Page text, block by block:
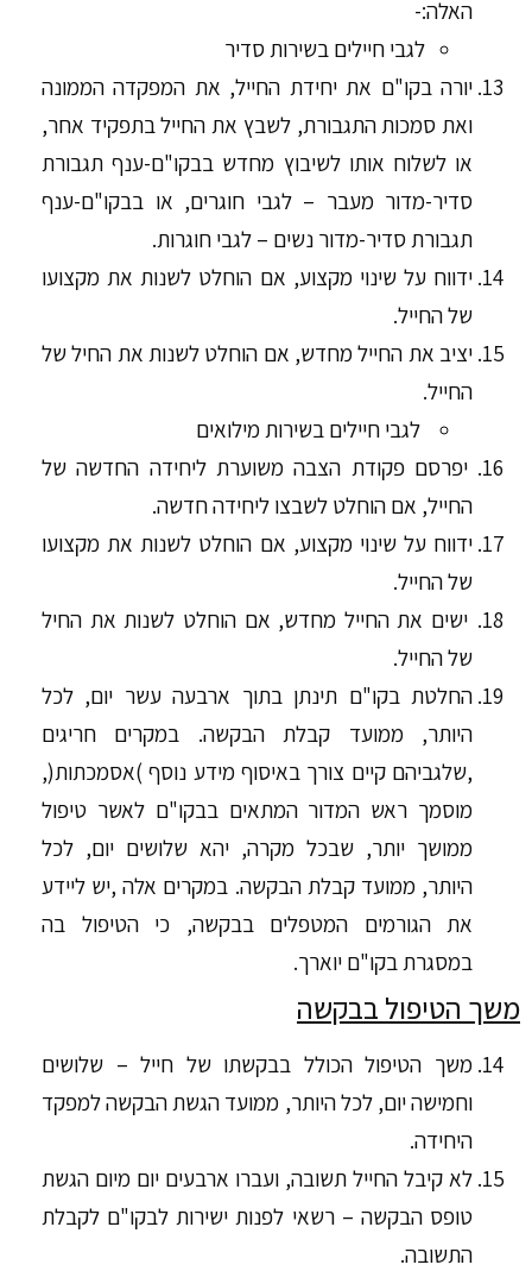
האלה:-
לגבי חיילים בשירות סדיר
יורה בקו"ם את יחידת החייל, את המפקדה הממונה
ואת סמכות התגבורת, לשבץ את החייל בתפקיד אחר,
או לשלוח אותו לשיבוץ מחדש בבקו"ם-ענף תגבורת
סדיר-מדור מעבר – לגבי חוגרים, או בבקו"ם-ענף
תגבורת סדיר-מדור נשים – לגבי חוגרות.
ידווח על שינוי מקצוע, אם הוחלט לשנות את מקצועו
של החייל.
יציב את החייל מחדש, אם הוחלט לשנות את החיל של
החייל.
לגבי חיילים בשירות מילואים
יפרסם פקודת הצבה משוערת ליחידה החדשה של
החייל, אם הוחלט לשבצו ליחידה חדשה.
ידווח על שינוי מקצוע, אם הוחלט לשנות את מקצועו
של החייל.
ישים את החייל מחדש, אם הוחלט לשנות את החיל
של החייל.
החלטת בקו"ם תינתן בתוך ארבעה עשר יום, לכל
היותר, ממועד קבלת הבקשה. במקרים חריגים
,שלגביהם קיים צורך באיסוף מידע נוסף )אסמכתות(,
מוסמך ראש המדור המתאים בבקו"ם לאשר טיפול
ממושך יותר, שבכל מקרה, יהא שלושים יום, לכל
היותר, ממועד קבלת הבקשה. במקרים אלה ,יש ליידע
את הגורמים המטפלים בבקשה, כי הטיפול בה
במסגרת בקו"ם יוארך.
משך הטיפול בבקשה
משך הטיפול הכולל בבקשתו של חייל – שלושים
וחמישה יום, לכל היותר, ממועד הגשת הבקשה למפקד
היחידה.
לא קיבל החייל תשובה, ועברו ארבעים יום מיום הגשת
טופס הבקשה – רשאי לפנות ישירות לבקו"ם לקבלת
התשובה.